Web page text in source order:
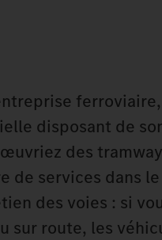
disposant de
des
de services dans
des voies : si
sur route, les